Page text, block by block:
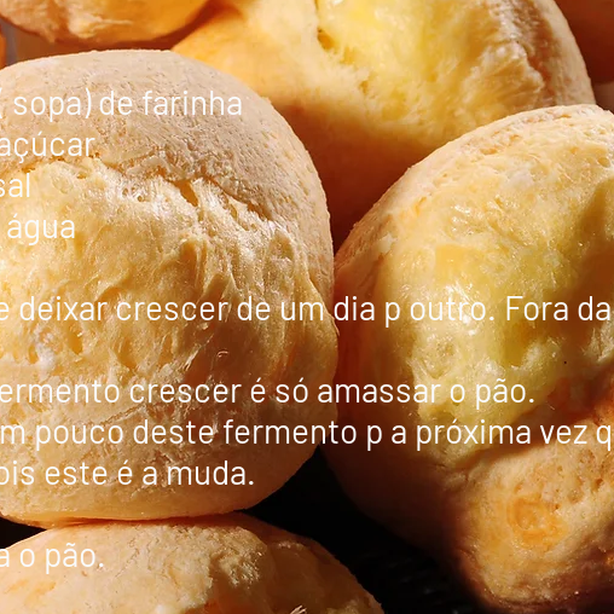
sopa) de farinha
deixar crescer de um dia p outro. Fora da
crescer é só amassar o pão.
pouco deste fermento p a próxima vez q
este é a muda.
o pão.